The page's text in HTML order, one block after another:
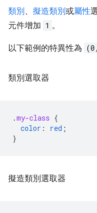
類別 、 擬造類別或屬性
元件增加 1 。
以下範例的特異性為
類別選取器
.my-class {
color : red ;
}
擬造類別選取器